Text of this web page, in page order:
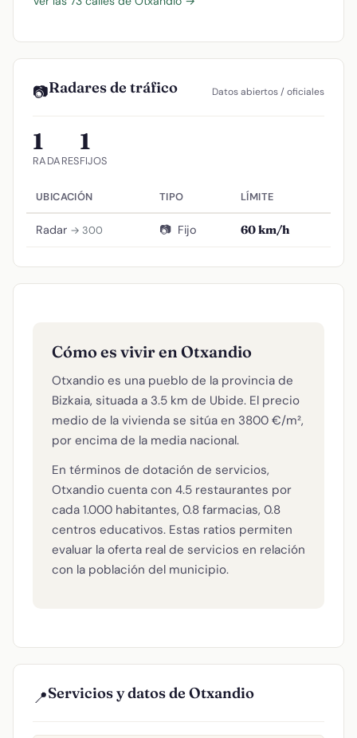
📷Radares de tráfico Datos abiertos / oficiales
1
RADARES
1
FIJOS
UBICACIÓN TIPO LÍMITE
Radar → 300 📷 Fijo 60 km/h
Cómo es vivir en Otxandio
Otxandio es una pueblo de la provincia de
Bizkaia, situada a 3.5 km de Ubide. El precio
medio de la vivienda se sitúa en 3800 €/m²,
por encima de la media nacional.
En términos de dotación de servicios,
Otxandio cuenta con 4.5 restaurantes por
cada 1.000 habitantes, 0.8 farmacias, 0.8
centros educativos. Estas ratios permiten
evaluar la oferta real de servicios en relación
con la población del municipio.
📍Servicios y datos de Otxandio